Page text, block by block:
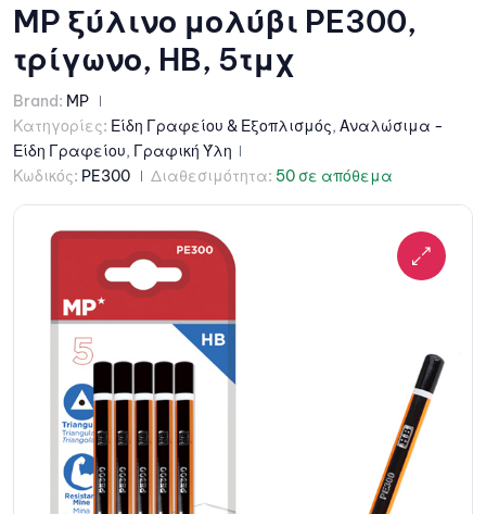
MP ξύλινο μολύβι PE300,
τρίγωνο, HB, 5τμχ
Brand: MP
Κατηγορίες: Είδη Γραφείου & Εξοπλισμός, Αναλώσιμα -
Είδη Γραφείου, Γραφική Ύλη
Κωδικός: PE300 Διαθεσιμότητα: 50 σε απόθεμα